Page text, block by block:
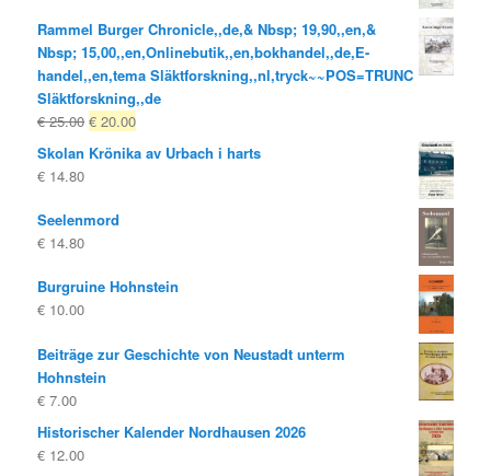
var:
€ 14.80
är:
€ 9.80.
Rammel Burger Chronicle,,de,& Nbsp; 19,90,,en,&
Nbsp; 15,00,,en,Onlinebutik,,en,bokhandel,,de,E-
handel,,en,tema Släktforskning,,nl,tryck~~POS=TRUNC
Släktforskning,,de
€25.00 Ursprungligt
var:
€ 20.00Nuvarande
är:
Skolan Krönika av Urbach i harts
€ 14.80
Seelenmord
€ 14.80
Burgruine Hohnstein
€ 10.00
Beiträge zur Geschichte von Neustadt unterm
Hohnstein
€ 7.00
Historischer Kalender Nordhausen 2026
€ 12.00